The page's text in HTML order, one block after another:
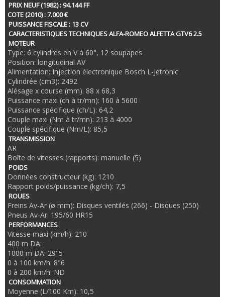
PRIX NEUF (1982) : 94.144 FF
COTE (2010) : 7.000 €
PUISSANCE FISCALE : 13 CV
CARACTERISTIQUES TECHNIQUES ALFA-ROMEO ALFETTA GTV6 2.5
MOTEUR
Type: 6 cylindres en V à 60°, 12 soupapes
Position: longitudinal AV
Alimentation: Injection électronique Bosch L-Jetronic
Cylindrée (cm3): 2492
Alésage x course (mm): 88 x 68,3
Puissance maxi (ch à tr/mn): 160 à 5600
Puissance spécifique (ch/L): 64,2
Couple maxi (Nm à tr/mn): 213 à 4000
Couple spécifique (Nm/L): 85,5
TRANSMISSION
AR
Boîte de vitesses (rapports): manuelle (5)
POIDS
Données constructeur (kg): 1210
Rapport poids/puissance (kg/ch): 7,5
ROUES
Freins Av-Ar (ø mm): Disques ventilés (266) - Disques (250)
Pneus Av-Ar: 195/60 HR15
PERFORMANCES
Vitesse maxi (km/h): 210
400 m DA:
1000 m DA: 29"5
0 à 100 km/h: 8"6
0 à 200 km/h: ND
CONSOMMATION
Moyenne (L/100 Km): 10,5